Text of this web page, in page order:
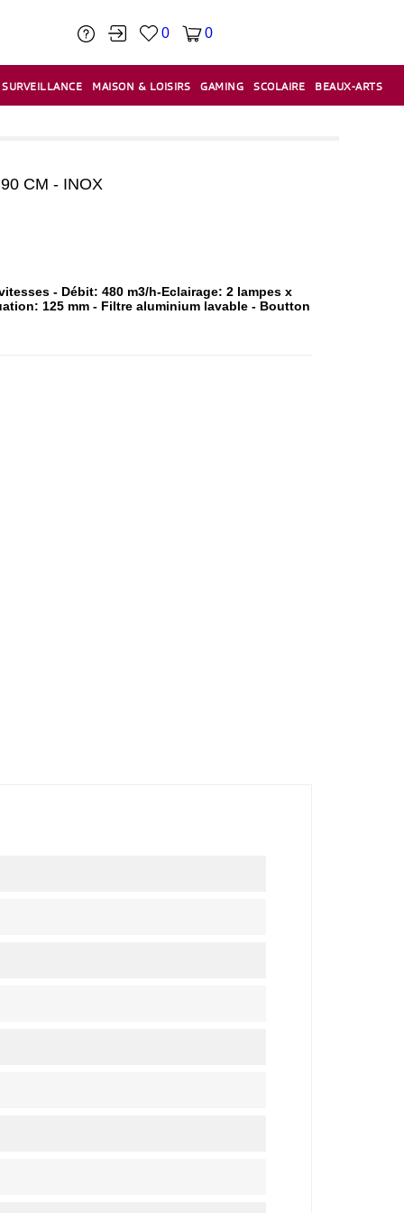
0 0
SURVEILLANCE MAISON & LOISIRS GAMING SCOLAIRE BEAUX-ARTS
CM - INOX
- Débit: 480 m3/h-Eclairage: 2 lampes x
125 mm - Filtre aluminium lavable - Boutton